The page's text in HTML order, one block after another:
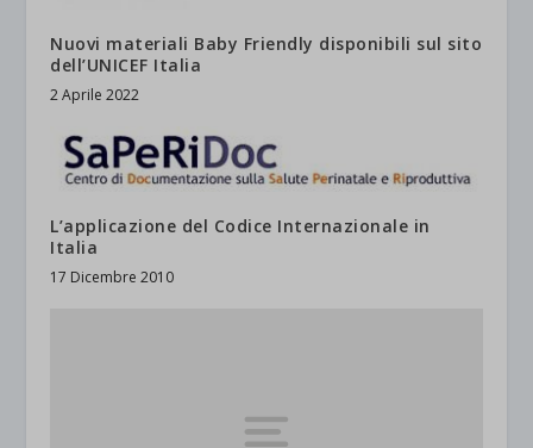
Nuovi materiali Baby Friendly disponibili sul sito
dell’UNICEF Italia
2 Aprile 2022
L’applicazione del Codice Internazionale in
Italia
17 Dicembre 2010